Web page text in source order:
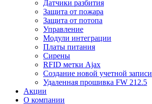
Датчики разбития
Защита от пожара
Защита от потопа
Управление
Модули интеграции
Платы питания
Сирены
RFID метки Ajax
Создание новой учетной записи
Удаленная прошивка FW 212.5
Акции
О компании